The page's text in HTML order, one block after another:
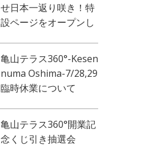
せ日本一返り咲き！特
設ページをオープンし
亀山テラス360°-Kesen
numa Oshima-7/28,29
臨時休業について
亀山テラス360°開業記
念くじ引き抽選会